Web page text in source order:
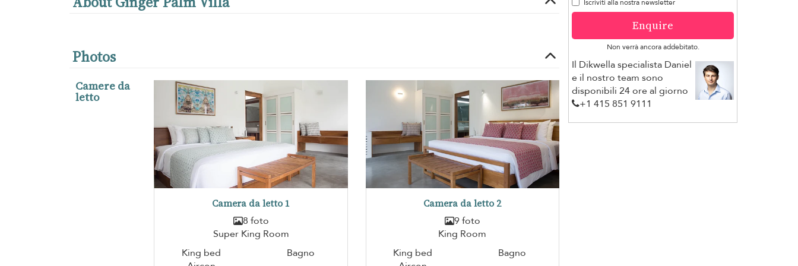
Photos
Camere da
letto
Camera da letto 1
8 foto
Super King Room
King bed
Bagno
Camera da letto 2
9 foto
King Room
King bed
Bagno
Iscriviti alla nostra newsletter
Enquire
Non verrà ancora addebitato.
Il Dikwella specialista Daniel
e il nostro team sono
disponibili 24 ore al giorno
+1 ​415 851 9111